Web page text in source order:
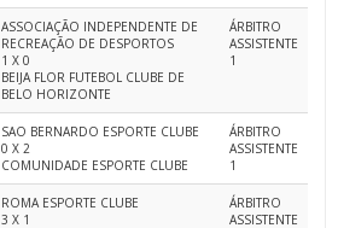
ASSOCIAÇÃO INDEPENDENTE DE
RECREAÇÃO DE DESPORTOS
1 X 0
BEIJA FLOR FUTEBOL CLUBE DE
BELO HORIZONTE
ÁRBITRO
ASSISTENTE
1
SAO BERNARDO ESPORTE CLUBE
0 X 2
COMUNIDADE ESPORTE CLUBE
ÁRBITRO
ASSISTENTE
1
ROMA ESPORTE CLUBE
3 X 1
ÁRBITRO
ASSISTENTE